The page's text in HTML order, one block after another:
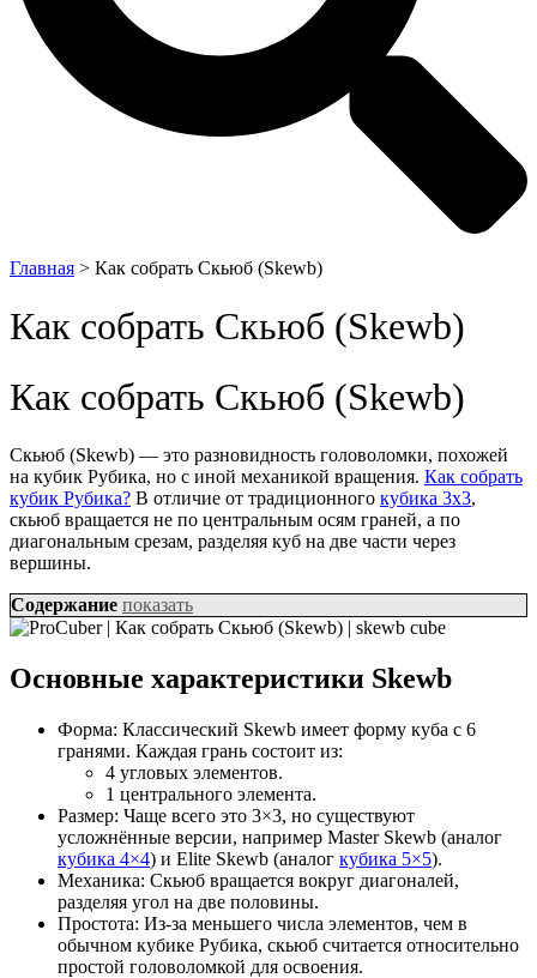
Главная > Как собрать Скьюб (Skewb)
Как собрать Скьюб (Skewb)
Как собрать Скьюб (Skewb)
Скьюб (Skewb) — это разновидность головоломки, похожей
на кубик Рубика, но с иной механикой вращения. Как собрать
кубик Рубика? В отличие от традиционного кубика 3х3,
скьюб вращается не по центральным осям граней, а по
диагональным срезам, разделяя куб на две части через
вершины.
Содержание показать
Основные характеристики Skewb
Форма: Классический Skewb имеет форму куба с 6
гранями. Каждая грань состоит из:
4 угловых элементов.
1 центрального элемента.
Размер: Чаще всего это 3×3, но существуют
усложнённые версии, например Master Skewb (аналог
кубика 4×4) и Elite Skewb (аналог кубика 5×5).
Механика: Скьюб вращается вокруг диагоналей,
разделяя угол на две половины.
Простота: Из-за меньшего числа элементов, чем в
обычном кубике Рубика, скьюб считается относительно
простой головоломкой для освоения.